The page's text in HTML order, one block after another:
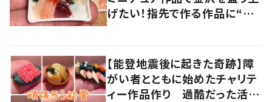
げたい！指先で作る作品に“込
【能登地震後に起きた奇跡】障
がい者とともに始めたチャリテ
ィー作品作り 過酷だった活動